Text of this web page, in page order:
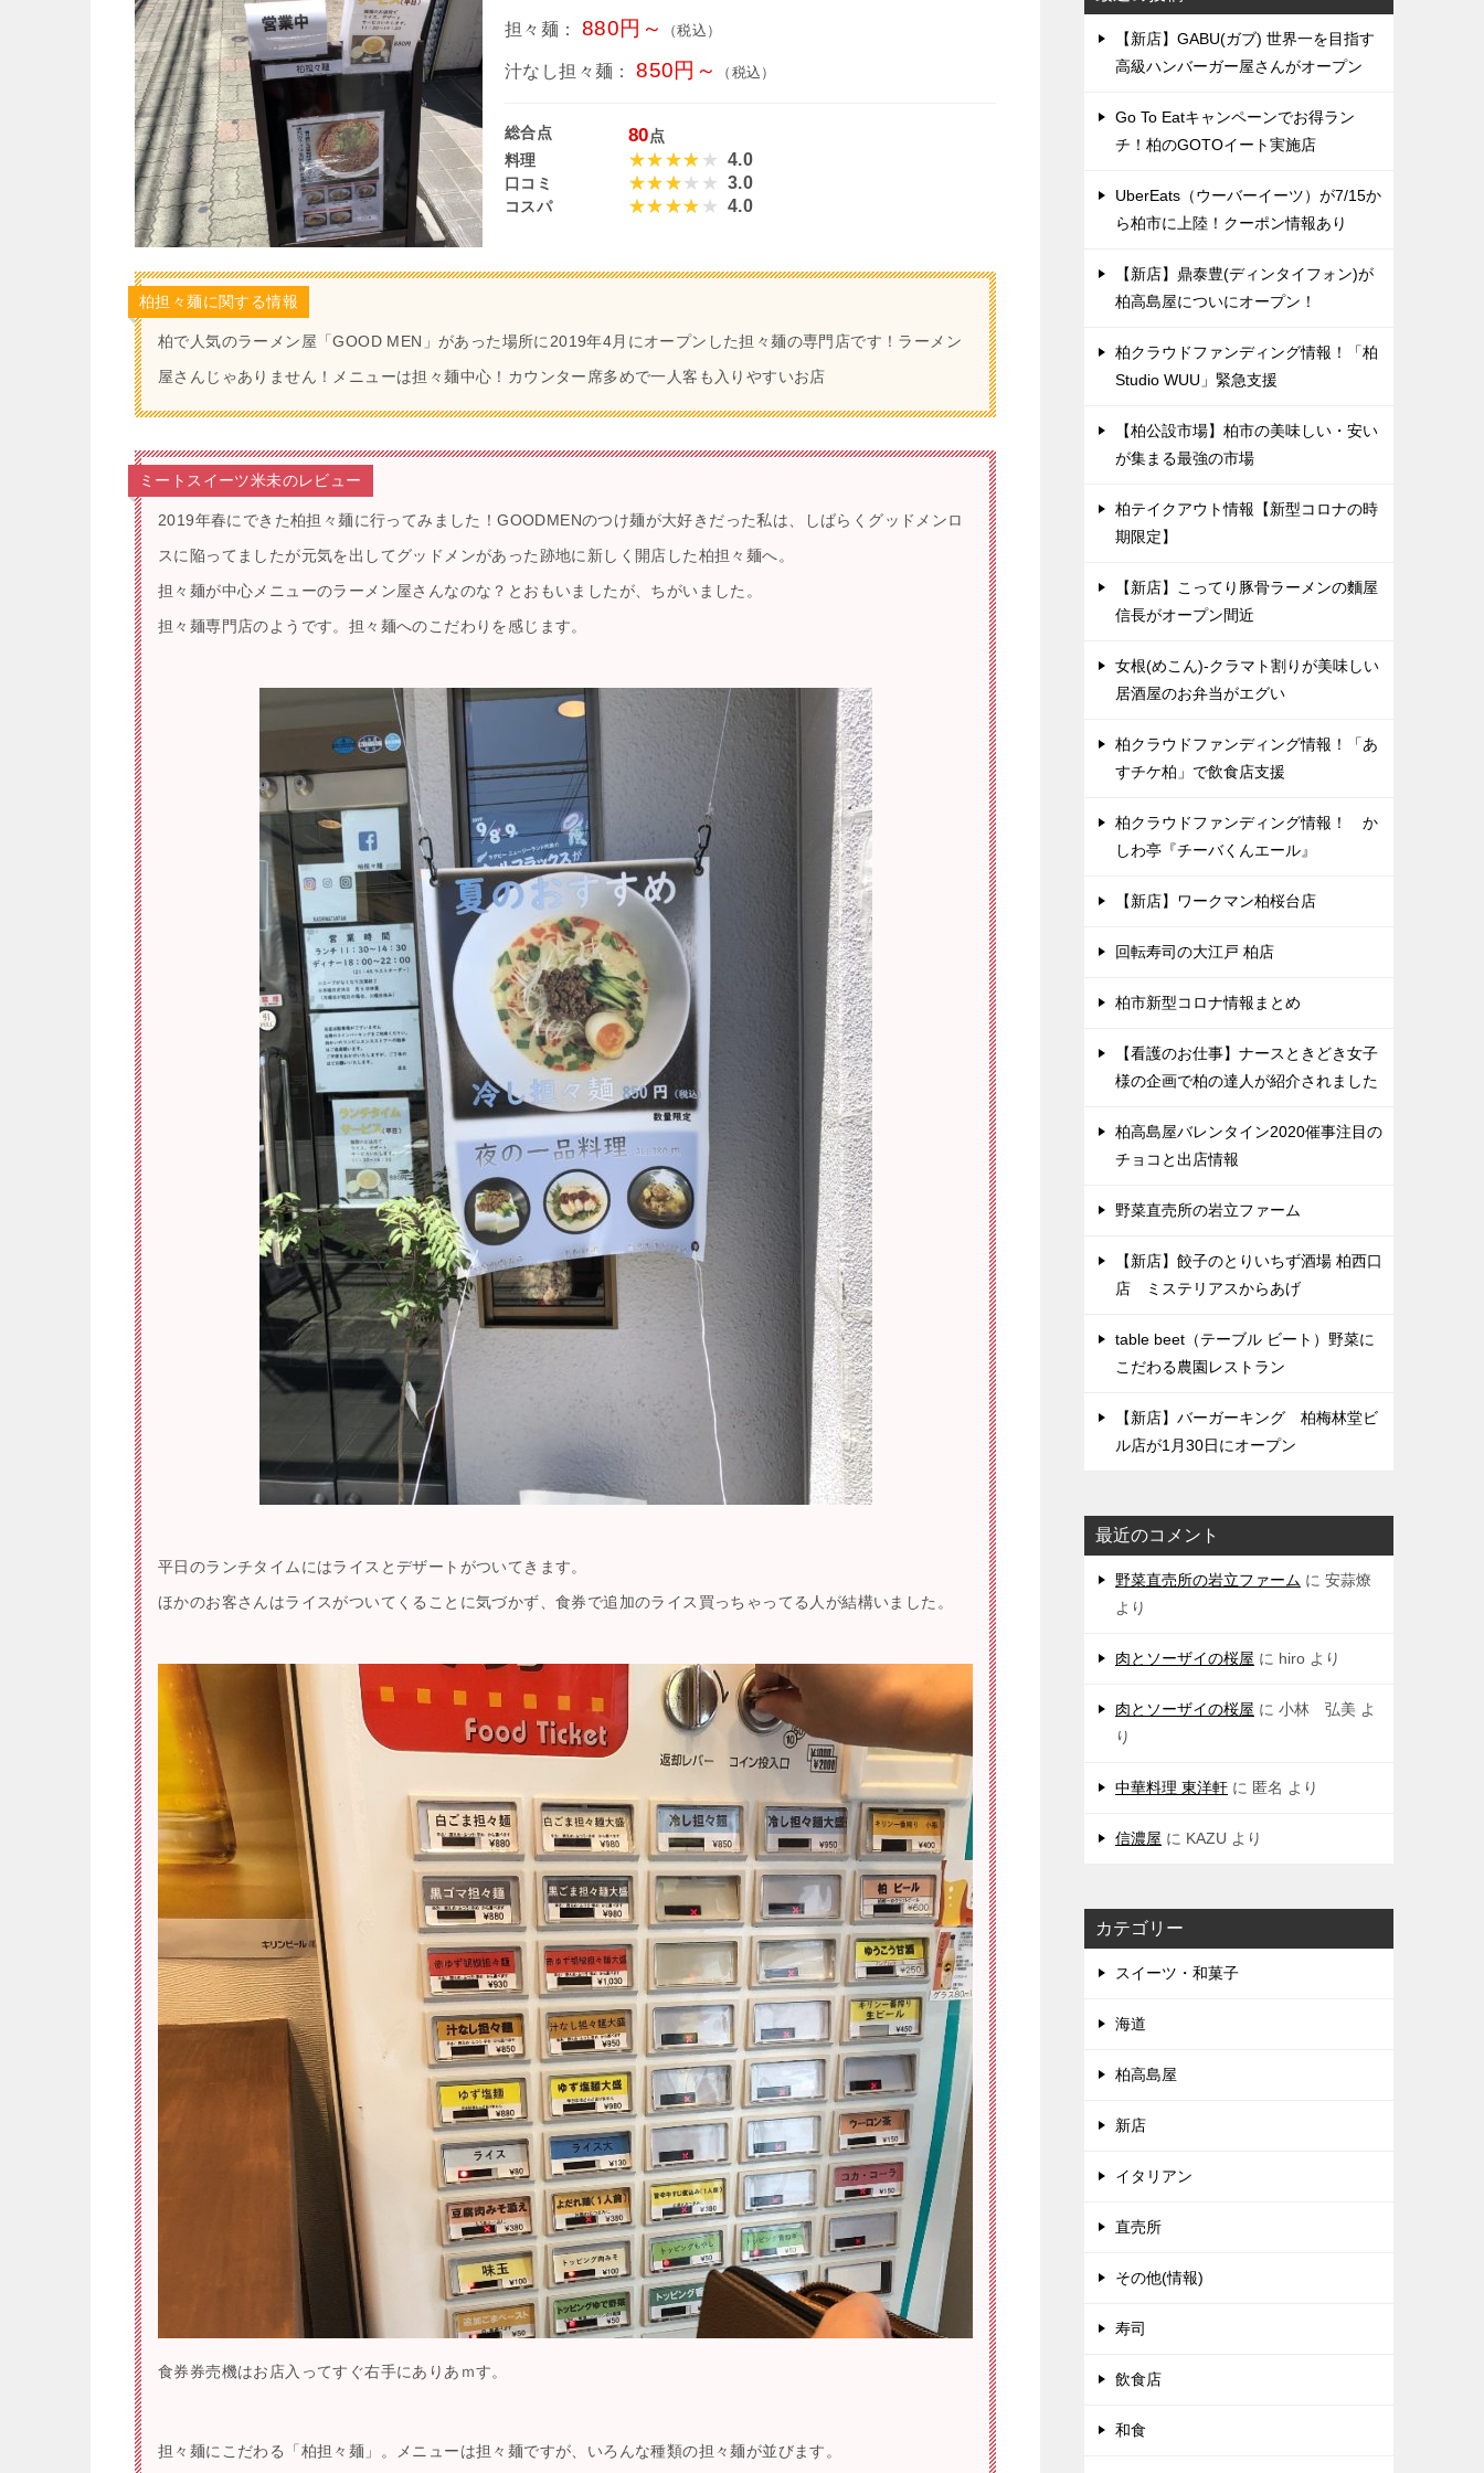
担々麺： 880円～ （税込）
汁なし担々麺： 850円～ （税込）
総合点 80点
料理
4.0
口コミ 3.0
コスパ 4.0
柏担々麺に関する情報
柏で人気のラーメン屋「GOOD MEN」があった場所に2019年4月にオープンした担々麺の専門店です！ラーメン
屋さんじゃありません！メニューは担々麺中心！カウンター席多めで一人客も入りやすいお店
ミートスイーツ米未のレビュー
2019年春にできた柏担々麺に行ってみました！GOODMENのつけ麺が大好きだった私は、しばらくグッドメンロ
スに陥ってましたが元気を出してグッドメンがあった跡地に新しく開店した柏担々麺へ。
担々麺が中心メニューのラーメン屋さんなのな？とおもいましたが、ちがいました。
担々麺専門店のようです。担々麺へのこだわりを感じます。
平日のランチタイムにはライスとデザートがついてきます。
ほかのお客さんはライスがついてくることに気づかず、食券で追加のライス買っちゃってる人が結構いました。
食券券売機はお店入ってすぐ右手にありあｍす。
担々麺にこだわる「柏担々麺」。メニューは担々麺ですが、いろんな種類の担々麺が並びます。
【新店】GABU(ガブ) 世界一を目指す
高級ハンバーガー屋さんがオープン
Go To Eatキャンペーンでお得ラン
チ！柏のGOTOイート実施店
UberEats（ウーバーイーツ）が7/15か
ら柏市に上陸！クーポン情報あり
【新店】鼎泰豊(ディンタイフォン)が
柏高島屋についにオープン！
柏クラウドファンディング情報！「柏
Studio WUU」緊急支援
【柏公設市場】柏市の美味しい・安い
が集まる最強の市場
柏テイクアウト情報【新型コロナの時
期限定】
【新店】こってり豚骨ラーメンの麵屋
信長がオープン間近
女根(めこん)-クラマト割りが美味しい
居酒屋のお弁当がエグい
柏クラウドファンディング情報！「あ
すチケ柏」で飲食店支援
柏クラウドファンディング情報！ か
しわ亭『チーバくんエール』
【新店】ワークマン柏桜台店
回転寿司の大江戸 柏店
柏市新型コロナ情報まとめ
【看護のお仕事】ナースときどき女子
様の企画で柏の達人が紹介されました
柏高島屋バレンタイン2020催事注目の
チョコと出店情報
野菜直売所の岩立ファーム
【新店】餃子のとりいちず酒場 柏西口
店 ミステリアスからあげ
table beet（テーブル ビート）野菜に
こだわる農園レストラン
【新店】バーガーキング 柏梅林堂ビ
ル店が1月30日にオープン
最近のコメント
野菜直売所の岩立ファーム に 安蒜燎
より
肉とソーザイの桜屋 に hiro より
肉とソーザイの桜屋 に 小林 弘美 よ
り
中華料理 東洋軒 に 匿名 より
信濃屋 に KAZU より
カテゴリー
スイーツ・和菓子
海道
柏高島屋
新店
イタリアン
直売所
その他(情報)
寿司
飲食店
和食